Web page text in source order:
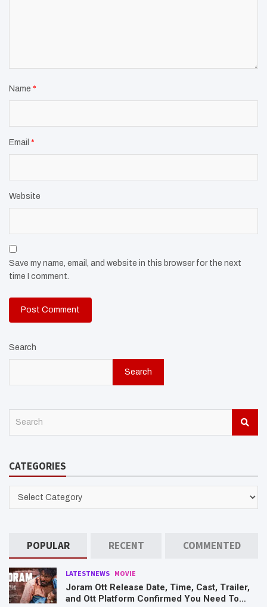
Name *
Email *
Website
Save my name, email, and website in this browser for the next
time I comment.
Search
Search
c
CATEGORIES
POPULAR RECENT COMMENTED
LATESTNEWS MOVIE
Joram Ott Release Date, Time, Cast, Trailer,
and Ott Platform Confirmed You Need To